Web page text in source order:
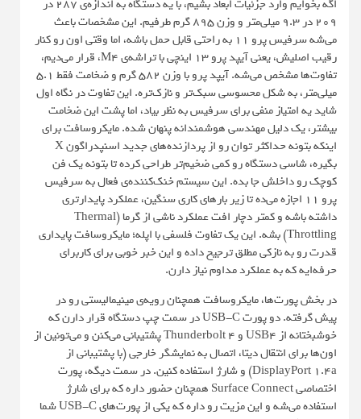
اگه بخوایم وارد جزئیات ابعاد بشیم، با یه دستگاه به اندازه‌ی 287 در
209 در 9.3 میلی‌متر و وزن ۸۹۵ گرم طرفیم. این مشخصات باعث
می‌شه سرفیس پرو ۱۱ به راحتی قابل حمل باشه، اما وقتی اون رو کنار
رقیب اصلیش، یعنی آیپد پرو ۱۳ اینچی با تراشه‌ی M4، قرار می‌دیم،
تفاوت‌ها مشخص می‌شه. آیپد پرو با وزن ۵۸۲ گرم و ضخامت فقط ۵.۱
میلی‌متر، به شکل محسوسی سبک‌تر و نازک‌تره. این تفاوت در نگاه اول
شاید یه امتیاز منفی برای سرفیس به نظر بیاد، اما پشت این ضخامت
بیشتر، یک دلیل مهندسی هوشمندانه پنهان شده. مایکروسافت برای
اینکه بتونه حداکثر توان رو از پردازنده‌های جدید اسنپدراگون X
بگیره، شاسی دستگاه رو کمی ضخیم‌تر طراحی کرده تا بتونه یک فن
کوچک رو داخلش جا بده. این سیستم خنک‌کننده‌ی فعال به سرفیس
پرو ۱۱ اجازه می‌ده تا زیر بارهای کاری سنگین، عملکرد پایدارتری
داشته باشه و کمتر دچار افت عملکرد ناشی از گرما (Thermal
Throttling) بشه. این یک تفاوت فلسفی با اپله؛ مایکروسافت پایداری
قدرت رو به نازکی مطلق ترجیح داده و این خبر خوبی برای کاربرای
حرفه‌ایه که به عملکرد مداوم نیاز دارن.
در بخش پورت‌ها، مایکروسافت همچنان رویه‌ی مینیمالیستی رو در
پیش گرفته. دو پورت USB-C در سمت چپ دستگاه قرار دارن که
خوشبختانه از USB4 و Thunderbolt 4 پشتیبانی می‌کنن و می‌تونین از
اون‌ها برای انتقال دیتا، اتصال به نمایشگر خارجی (با پشتیبانی از
DisplayPort 1.4a) و شارژ استفاده کنین. در سمت دیگه، پورت
اختصاصی Surface Connect همچنان حضور داره که برای شارژ
استفاده می‌شه و این مزیت رو داره که یکی از پورت‌های USB-C شما